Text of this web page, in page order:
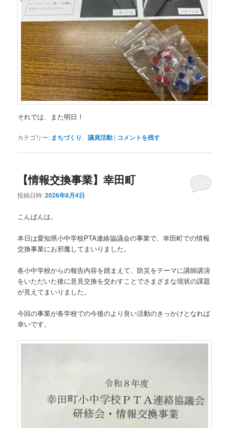
それでは、また明日！
カテゴリー: まちづくり 、議員活動 | コメントを残す
【情報交換事業】幸田町
投稿日時:2026年8月4日
こんばんは。
本日は愛知県小中学校PTA連絡協議会の事業で、幸田町での情報
交換事業にお邪魔してまいりました。
各小中学校からの報告内容を踏まえて、防災をテーマに講師講演
をいただいた後に意見交換を交わすことでさまざまな現状の課題
が見えてまいりました。
今回の事業が各学校での今後のより良い活動のきっかけとなれば
幸いです。